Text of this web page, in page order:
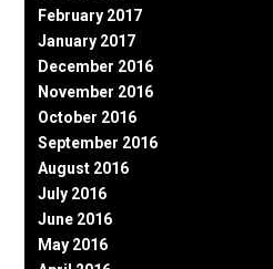
February 2017
January 2017
December 2016
November 2016
October 2016
September 2016
August 2016
July 2016
June 2016
May 2016